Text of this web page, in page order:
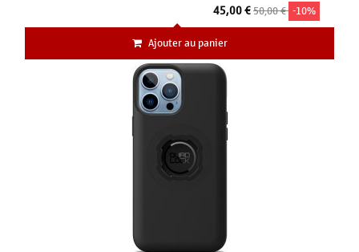
45,00 €50,00 € -10%
Ajouter au panier